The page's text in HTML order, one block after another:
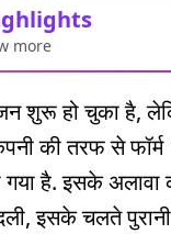
more
शुरू हो चुका है,
की तरफ से
गया है. इसके
इसके चलते